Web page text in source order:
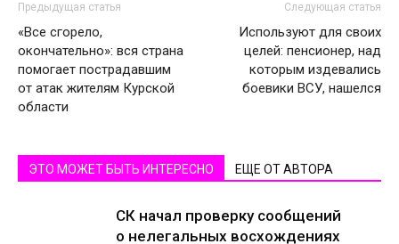
Предыдущая статья
«Все сгорело,
окончательно»: вся страна
помогает пострадавшим
от атак жителям Курской
области
Следующая статья
Используют для своих
целей: пенсионер, над
которым издевались
боевики ВСУ, нашелся
ЭТО МОЖЕТ БЫТЬ ИНТЕРЕСНО ЕЩЕ ОТ АВТОРА
СК начал проверку сообщений
о нелегальных восхождениях